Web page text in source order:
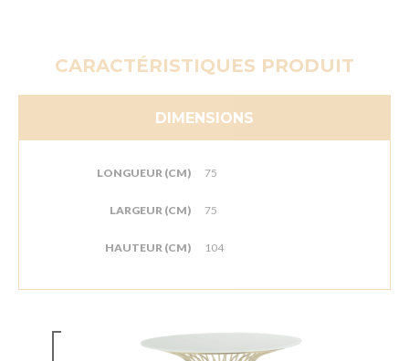
CARACTÉRISTIQUES PRODUIT
DIMENSIONS
LONGUEUR (CM) 75
LARGEUR (CM) 75
HAUTEUR (CM) 104